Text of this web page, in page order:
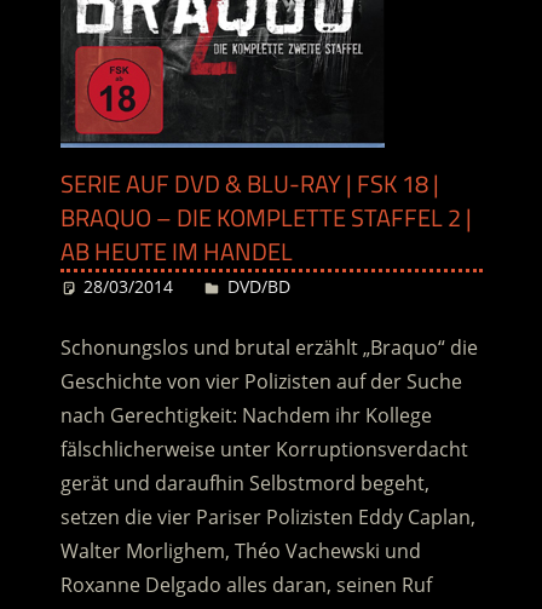
SERIE AUF DVD & BLU-RAY | FSK 18 |
BRAQUO – DIE KOMPLETTE STAFFEL 2 |
AB HEUTE IM HANDEL
28/03/2014 Desiree
DVD/BD
Schonungslos und brutal erzählt „Braquo“ die
Geschichte von vier Polizisten auf der Suche
nach Gerechtigkeit: Nachdem ihr Kollege
fälschlicherweise unter Korruptionsverdacht
gerät und daraufhin Selbstmord begeht,
setzen die vier Pariser Polizisten Eddy Caplan,
Walter Morlighem, Théo Vachewski und
Roxanne Delgado alles daran, seinen Ruf